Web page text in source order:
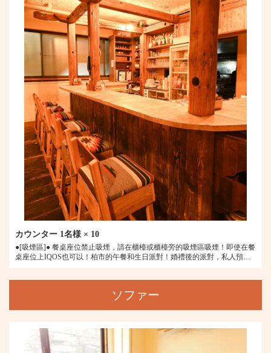
カウンター 1名様 × 10
●[吸煙區]● 餐桌座位禁止吸煙，請在櫃檯或櫃檯旁的吸煙區吸煙！即使在餐
桌座位上IQOS也可以！柏市的午餐和生日派對！婚禮後的派對，私人預訂
ソファー
この店舗情報をシェアする
座位 | 【肉&イタリアン】Outdoor Chill Dining Ｗ
ARMTH（ウォームス） 柏
千葉県柏市柏２-７-１０ ２Ｆ
https://warmth.owst.jp/seats
お店情報をコピー
閉じる